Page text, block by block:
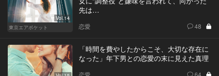
Vol.14
東京エアポケット
先は…
恋愛 48
「時間を費やしたからこそ、大切な存在に
なった」年下男との恋愛の末に見えた真理
恋愛 64